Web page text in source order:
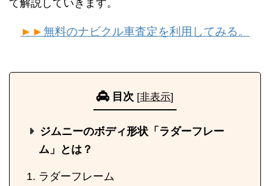
て解説していきます。
►►無料のナビクル車査定を利用してみる。
目次 [非表示]
ジムニーのボディ形状「ラダーフレー
ム」とは？
ラダーフレーム